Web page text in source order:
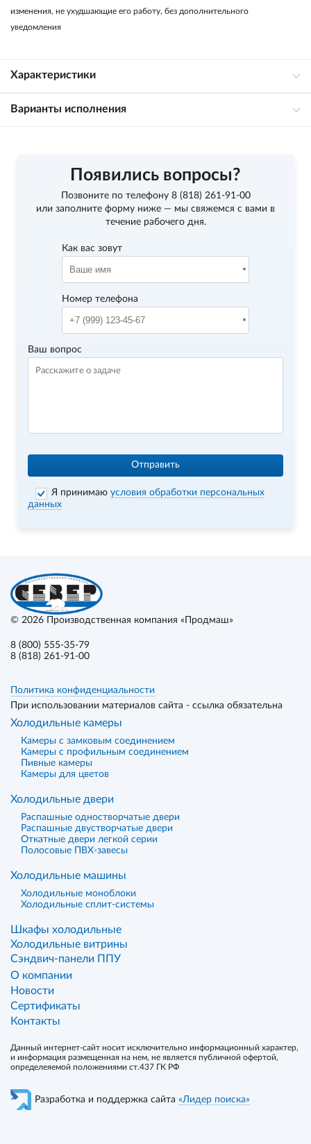
изменения, не ухудшающие его работу, без дополнительного
уведомления
Характеристики
Варианты исполнения
Появились вопросы?
Позвоните по телефону 8 (818) 261-91-00
или заполните форму ниже — мы свяжемся с вами в
течение рабочего дня.
Как вас зовут
Номер телефона
Ваш вопрос
Отправить
Я принимаюусловия обработки персональных
данных
© 2026 Производственная компания «Продмаш»
8 (800) 555-35-79
8 (818) 261-91-00
Политика конфиденциальности
При использовании материалов сайта - ссылка обязательна
Холодильные камеры
Камеры с замковым соединением
Камеры с профильным соединением
Пивные камеры
Камеры для цветов
Холодильные двери
Распашные одностворчатые двери
Распашные двустворчатые двери
Откатные двери легкой серии
Полосовые ПВХ-завесы
Холодильные машины
Холодильные моноблоки
Холодильные сплит-системы
Шкафы холодильные
Холодильные витрины
Сэндвич-панели ППУ
О компании
Новости
Сертификаты
Контакты
Данный интернет-сайт носит исключительно информационный характер,
и информация размещенная на нем, не является публичной офертой,
определеяемой положениями ст.437 ГК РФ
Разработка и поддержка сайта «Лидер поиска»